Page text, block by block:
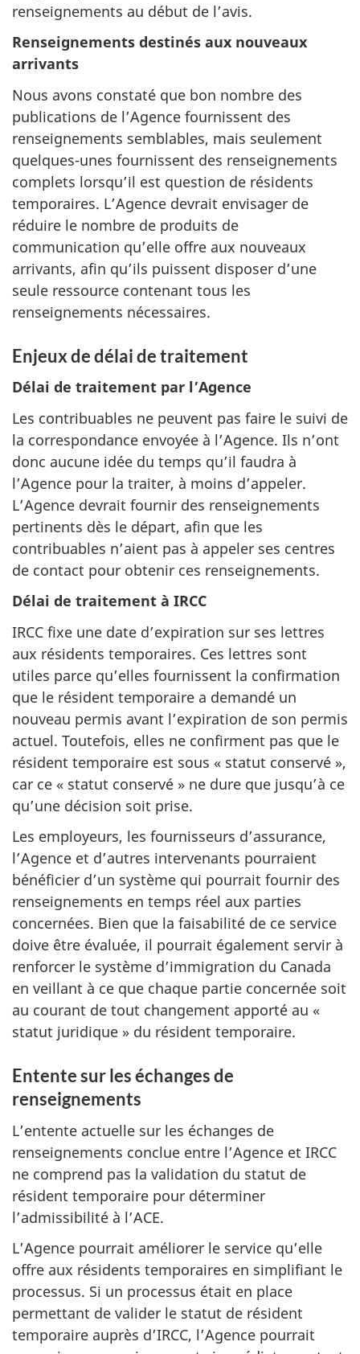
renseignements au début de l’avis.
Renseignements destinés aux nouveaux
arrivants
Nous avons constaté que bon nombre des
publications de l’Agence fournissent des
renseignements semblables, mais seulement
quelques-unes fournissent des renseignements
complets lorsqu’il est question de résidents
temporaires. L’Agence devrait envisager de
réduire le nombre de produits de
communication qu’elle offre aux nouveaux
arrivants, afin qu’ils puissent disposer d’une
seule ressource contenant tous les
renseignements nécessaires.
Enjeux de délai de traitement
Délai de traitement par l’Agence
Les contribuables ne peuvent pas faire le suivi de
la correspondance envoyée à l’Agence. Ils n’ont
donc aucune idée du temps qu’il faudra à
l’Agence pour la traiter, à moins d’appeler.
L’Agence devrait fournir des renseignements
pertinents dès le départ, afin que les
contribuables n’aient pas à appeler ses centres
de contact pour obtenir ces renseignements.
Délai de traitement à IRCC
IRCC fixe une date d’expiration sur ses lettres
aux résidents temporaires. Ces lettres sont
utiles parce qu’elles fournissent la confirmation
que le résident temporaire a demandé un
nouveau permis avant l’expiration de son permis
actuel. Toutefois, elles ne confirment pas que le
résident temporaire est sous « statut conservé »,
car ce « statut conservé » ne dure que jusqu’à ce
qu’une décision soit prise.
Les employeurs, les fournisseurs d’assurance,
l’Agence et d’autres intervenants pourraient
bénéficier d’un système qui pourrait fournir des
renseignements en temps réel aux parties
concernées. Bien que la faisabilité de ce service
doive être évaluée, il pourrait également servir à
renforcer le système d’immigration du Canada
en veillant à ce que chaque partie concernée soit
au courant de tout changement apporté au «
statut juridique » du résident temporaire.
Entente sur les échanges de
renseignements
L’entente actuelle sur les échanges de
renseignements conclue entre l’Agence et IRCC
ne comprend pas la validation du statut de
résident temporaire pour déterminer
l’admissibilité à l’ACE.
L’Agence pourrait améliorer le service qu’elle
offre aux résidents temporaires en simplifiant le
processus. Si un processus était en place
permettant de valider le statut de résident
temporaire auprès d’IRCC, l’Agence pourrait